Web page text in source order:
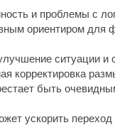
и проблемы с
ориентиром для
ситуации
корректировка
быть
ускорить